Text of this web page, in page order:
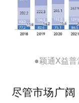
●颖通X益普
尽管市场广